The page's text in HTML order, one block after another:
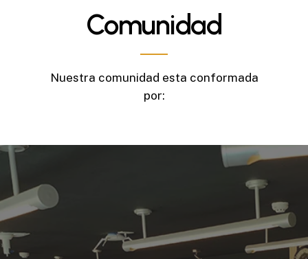
Comunidad
Nuestra comunidad esta conformada
por: